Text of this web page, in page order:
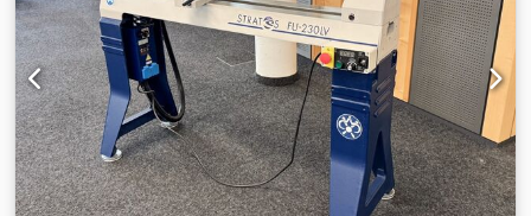
aus massivem Grauguss - Reitstock MK 2 -
Schnellverstellung für Reitstock - Handauflage und
Motorteil - Motor 1 PS / 400 V - Gewicht ca. 130 kg
inklusive: - Gussuntergestell - Vierzackmitnehmer -
kugelgelagerter Rollkörner - Planscheibe